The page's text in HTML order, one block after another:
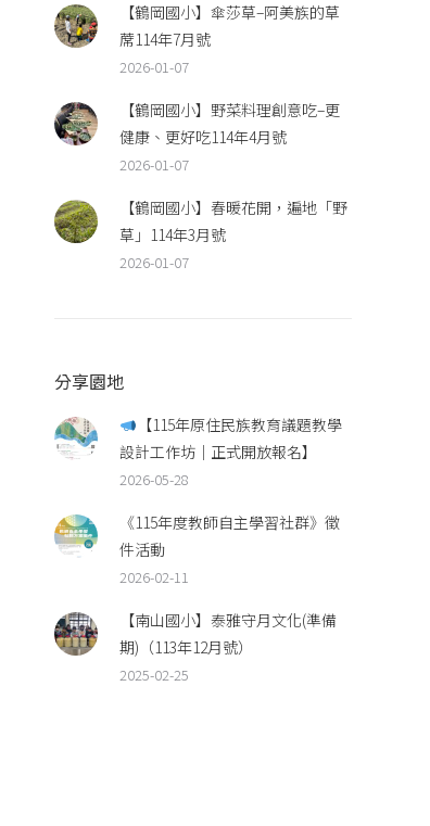
【鶴岡國小】傘莎草–阿美族的草
蓆114年7月號
2026-01-07
【鶴岡國小】野菜料理創意吃–更
健康、更好吃114年4月號
2026-01-07
【鶴岡國小】春暖花開，遍地「野
草」114年3月號
2026-01-07
分享園地
【115年原住民族教育議題教學
設計工作坊｜正式開放報名】
2026-05-28
《115年度教師自主學習社群》徵
件活動
2026-02-11
【南山國小】泰雅守月文化(準備
期)（113年12月號）
2025-02-25